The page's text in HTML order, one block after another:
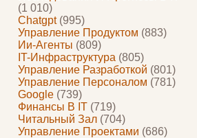
(1 010)
Chatgpt(995)
Управление Продуктом (883)
Ии-Агенты (809)
IT-Инфраструктура (805)
Управление Разработкой (801)
Управление Персоналом (781)
Google (739)
Финансы В IT (719)
Читальный Зал (704)
Управление Проектами (686)